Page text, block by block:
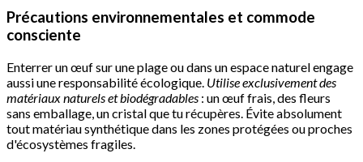
Précautions environnementales et commode
consciente
Enterrer un œuf sur une plage ou dans un espace naturel engage
aussi une responsabilité écologique. Utilise exclusivement des
matériaux naturels et biodégradables : un œuf frais, des fleurs
sans emballage, un cristal que tu récupères. Évite absolument
tout matériau synthétique dans les zones protégées ou proches
d'écosystèmes fragiles.